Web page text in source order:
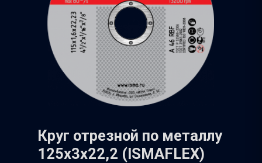
Круг отрезной по металлу
125х3х22,2 (ISMAFLEX)